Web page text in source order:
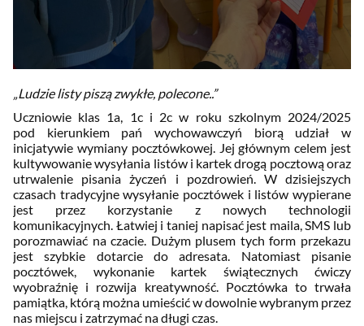
„Ludzie listy piszą zwykłe, polecone..”
Uczniowie klas 1a, 1c i 2c w roku szkolnym 2024/2025
pod kierunkiem pań wychowawczyń biorą udział w
inicjatywie wymiany pocztówkowej. Jej głównym celem jest
kultywowanie wysyłania listów i kartek drogą pocztową oraz
utrwalenie pisania życzeń i pozdrowień. W dzisiejszych
czasach tradycyjne wysyłanie pocztówek i listów wypierane
jest przez korzystanie z nowych technologii
komunikacyjnych. Łatwiej i taniej napisać jest maila, SMS lub
porozmawiać na czacie. Dużym plusem tych form przekazu
jest szybkie dotarcie do adresata. Natomiast pisanie
pocztówek, wykonanie kartek świątecznych ćwiczy
wyobraźnię i rozwija kreatywność. Pocztówka to trwała
pamiątka, którą można umieścić w dowolnie wybranym przez
nas miejscu i zatrzymać na długi czas.